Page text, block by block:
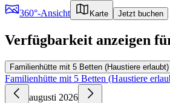
360°-Ansicht
Karte Jetzt buchen
Verfügbarkeit anzeigen
Familienhütte mit 5 Betten (Haustiere erlaubt)
Familienhütte mit 5 Betten (Haustiere
augusti 2026